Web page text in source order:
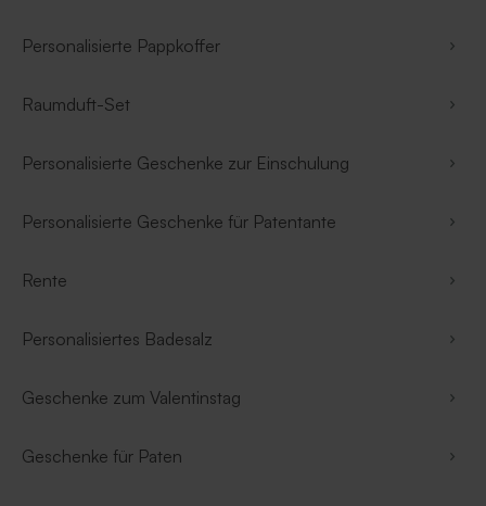
Personalisierte Pappkoffer
Raumduft-Set
Personalisierte Geschenke zur Einschulung
Personalisierte Geschenke für Patentante
Rente
Personalisiertes Badesalz
Geschenke zum Valentinstag
Geschenke für Paten